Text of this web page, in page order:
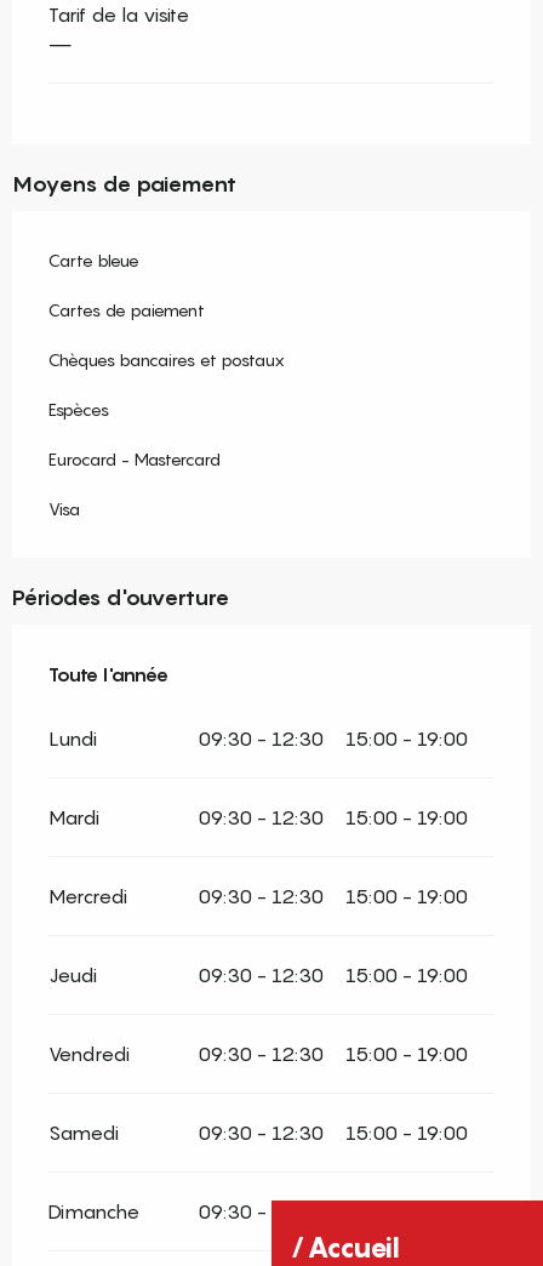
Accueil
Tarif de la visite
—
Moyens de paiement
Carte bleue
Cartes de paiement
Chèques bancaires et postaux
Espèces
Eurocard - Mastercard
Visa
Périodes d'ouverture
Toute l'année
Toute l'année
Lundi 09:30 - 12:30 15:00 - 19:00
Mardi 09:30 - 12:30 15:00 - 19:00
Mercredi 09:30 - 12:30 15:00 - 19:00
Jeudi 09:30 - 12:30 15:00 - 19:00
Vendredi 09:30 - 12:30 15:00 - 19:00
Samedi 09:30 - 12:30 15:00 - 19:00
Dimanche 09:30 - 12:30